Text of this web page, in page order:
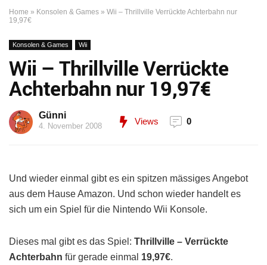
Home » Konsolen & Games » Wii – Thrillville Verrückte Achterbahn nur
19,97€
Konsolen & Games Wii
Wii – Thrillville Verrückte
Achterbahn nur 19,97€
Günni
4. November 2008 Views 0
Und wieder einmal gibt es ein spitzen mässiges Angebot
aus dem Hause Amazon. Und schon wieder handelt es
sich um ein Spiel für die Nintendo Wii Konsole.
Dieses mal gibt es das Spiel: Thrillville – Verrückte
Achterbahn für gerade einmal 19,97€.